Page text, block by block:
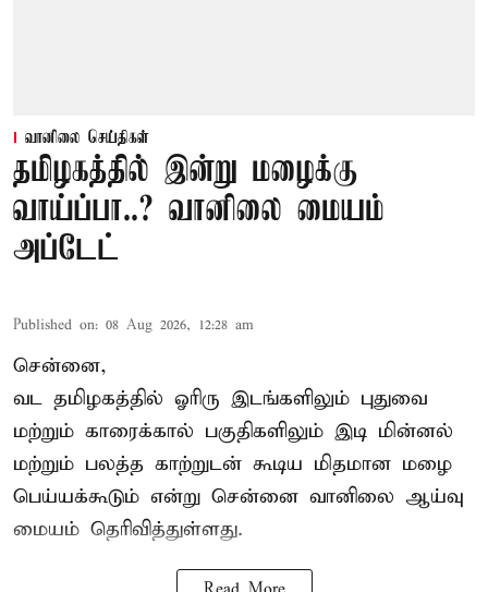
வானிலை செய்திகள்
தமிழகத்தில் இன்று மழைக்கு
வாய்ப்பா..? வானிலை மையம்
அப்டேட்
Published on: 08 Aug 2026, 12:28 am
சென்னை,
வட தமிழகத்தில் ஓரிரு இடங்களிலும் புதுவை
மற்றும் காரைக்கால் பகுதிகளிலும் இடி மின்னல்
மற்றும் பலத்த காற்றுடன் கூடிய மிதமான மழை
பெய்யக்கூடும் என்று சென்னை வானிலை ஆய்வு
மையம் தெரிவித்துள்ளது.